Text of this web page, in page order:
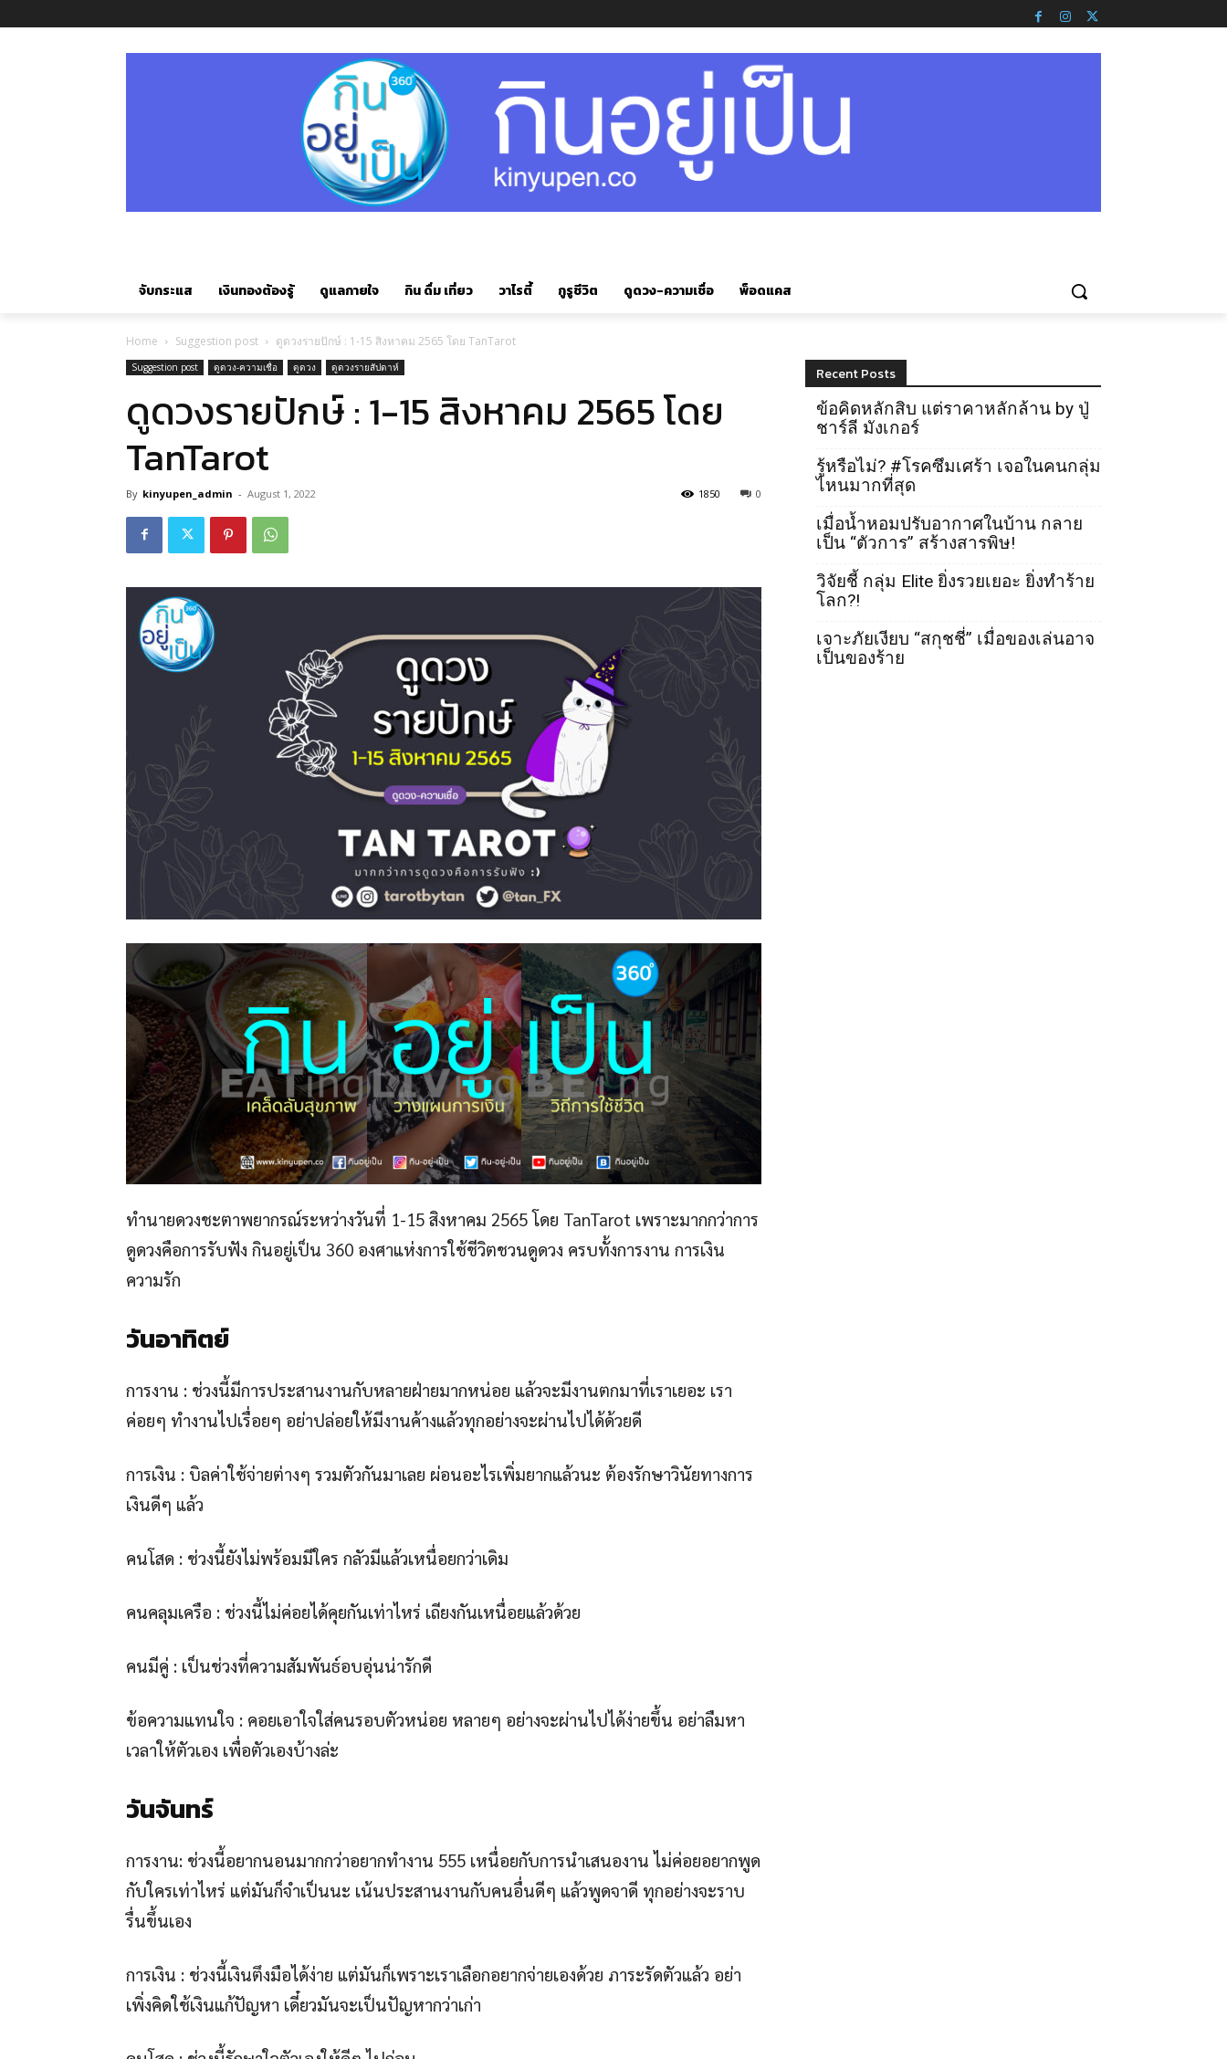
จับกระแส เงินทองต้องรู้ ดูแลกายใจ กิน ดื่ม เที่ยว วาไรตี้ กูรูชีวิต ดูดวง-ความเชื่อ พ็อดแคส
Home Suggestion post ดูดวงรายปักษ์ : 1-15 สิงหาคม 2565 โดย TanTarot
Suggestion post ดูดวง-ความเชื่อ ดูดวง ดูดวงรายสัปดาห์
ดูดวงรายปักษ์ : 1-15 สิงหาคม 2565 โดย
TanTarot
By kinyupen_admin - August 1, 2022 0
1850
ทำนายดวงชะตาพยากรณ์ระหว่างวันที่ 1-15 สิงหาคม 2565 โดย TanTarot เพราะมากกว่าการ
ดูดวงคือการรับฟัง กินอยู่เป็น 360 องศาแห่งการใช้ชีวิตชวนดูดวง ครบทั้งการงาน การเงิน
ความรัก
วันอาทิตย์
การงาน : ช่วงนี้มีการประสานงานกับหลายฝ่ายมากหน่อย แล้วจะมีงานตกมาที่เราเยอะ เรา
ค่อยๆ ทำงานไปเรื่อยๆ อย่าปล่อยให้มีงานค้างแล้วทุกอย่างจะผ่านไปได้ด้วยดี
การเงิน : บิลค่าใช้จ่ายต่างๆ รวมตัวกันมาเลย ผ่อนอะไรเพิ่มยากแล้วนะ ต้องรักษาวินัยทางการ
เงินดีๆ แล้ว
คนโสด : ช่วงนี้ยังไม่พร้อมมีใคร กลัวมีแล้วเหนื่อยกว่าเดิม
คนคลุมเครือ : ช่วงนี้ไม่ค่อยได้คุยกันเท่าไหร่ เถียงกันเหนื่อยแล้วด้วย
คนมีคู่ : เป็นช่วงที่ความสัมพันธ์อบอุ่นน่ารักดี
ข้อความแทนใจ : คอยเอาใจใส่คนรอบตัวหน่อย หลายๆ อย่างจะผ่านไปได้ง่ายขึ้น อย่าลืมหา
เวลาให้ตัวเอง เพื่อตัวเองบ้างล่ะ
วันจันทร์
การงาน: ช่วงนี้อยากนอนมากกว่าอยากทำงาน 555 เหนื่อยกับการนำเสนองาน ไม่ค่อยอยากพูด
กับใครเท่าไหร่ แต่มันก็จำเป็นนะ เน้นประสานงานกับคนอื่นดีๆ แล้วพูดจาดี ทุกอย่างจะราบ
รื่นขึ้นเอง
การเงิน : ช่วงนี้เงินตึงมือได้ง่าย แต่มันก็เพราะเราเลือกอยากจ่ายเองด้วย ภาระรัดตัวแล้ว อย่า
เพิ่งคิดใช้เงินแก้ปัญหา เดี๋ยวมันจะเป็นปัญหากว่าเก่า
Recent Posts
ข้อคิดหลักสิบ แต่ราคาหลักล้าน by ปู่
ชาร์ลี มังเกอร์
รู้หรือไม่? #โรคซึมเศร้า เจอในคนกลุ่ม
ไหนมากที่สุด
เมื่อน้ำหอมปรับอากาศในบ้าน กลาย
เป็น “ตัวการ” สร้างสารพิษ!
วิจัยชี้ กลุ่ม Elite ยิ่งรวยเยอะ ยิ่งทำร้าย
โลก?!
เจาะภัยเงียบ “สกุชชี่” เมื่อของเล่นอาจ
เป็นของร้าย